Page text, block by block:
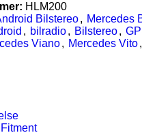
HLM200
Bilstereo, Mercedes
, bilradio, Bilstereo,
Viano, Mercedes Vito,